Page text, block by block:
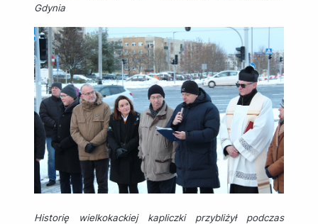
Gdynia
Historię wielkokackiej kapliczki przybliżył podczas